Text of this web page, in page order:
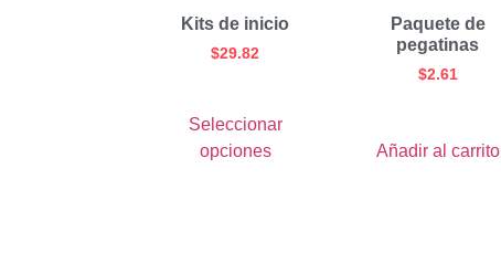
Kits de inicio
$29.82
Seleccionar
opciones
Paquete de
pegatinas
$2.61
Añadir al carrito